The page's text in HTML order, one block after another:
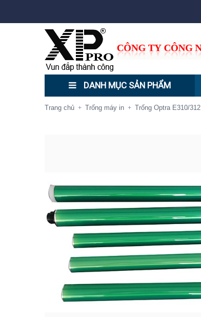
DANH MỤC SẢN PHẨM
Trang chủ + Trống máy in + Trống Optra E310/312